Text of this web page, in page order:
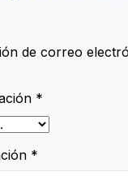
de correo
*
*